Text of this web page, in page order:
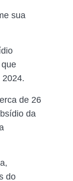
sua
de 26
da
do